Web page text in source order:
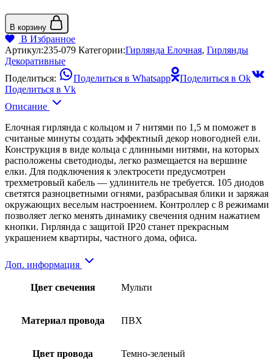
В корзину
В Избранное
Артикул:235-079 Категории:Гирлянда Елочная, Гирлянды
Декоративные
Поделиться:
Поделиться в Whatsapp
Поделиться в Ok
Поделиться в Vk
Описание
Елочная гирлянда с кольцом и 7 нитями по 1,5 м поможет в
считаные минуты создать эффектный декор новогодней ели.
Конструкция в виде кольца с длинными нитями, на которых
расположены светодиоды, легко размещается на вершине
елки. Для подключения к электросети предусмотрен
трехметровый кабель — удлинитель не требуется. 105 диодов
светятся разноцветными огнями, разбрасывая блики и заряжая
окружающих веселым настроением. Контроллер с 8 режимами
позволяет легко менять динамику свечения одним нажатием
кнопки. Гирлянда с защитой IP20 станет прекрасным
украшением квартиры, частного дома, офиса.
Доп. информация
Цвет свечения Мульти
Материал провода ПВХ
Цвет провода Темно-зеленый